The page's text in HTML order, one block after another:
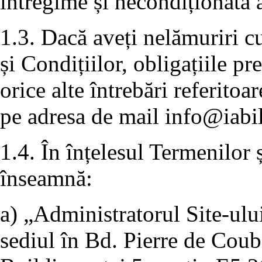
1.3. Dacă aveți nelămuriri
și Condițiilor, obligațiile
orice alte întrebări
pe adresa de mail
1.4. În înțelesul
înseamnă:
a) „Administratorul Site-
sediul în Bd. Pierre de